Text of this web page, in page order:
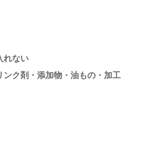
れない
ク剤・添加物・油もの・加工